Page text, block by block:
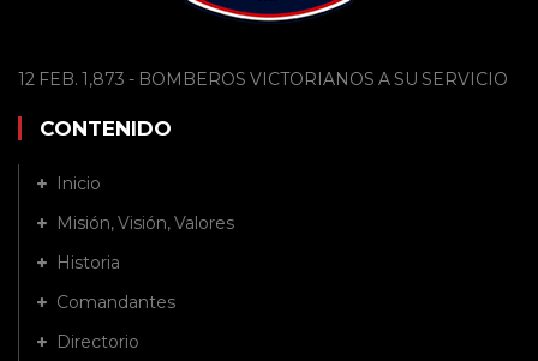
12 FEB. 1,873 - BOMBEROS VICTORIANOS A SU SERVICIO
CONTENIDO
Inicio
Misión, Visión, Valores
Historia
Comandantes
Directorio